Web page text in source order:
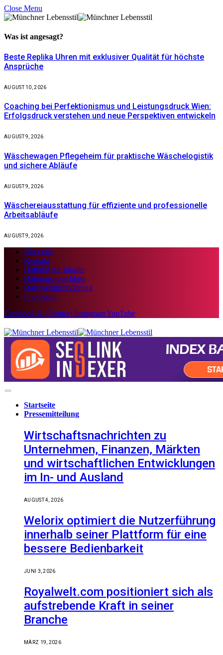
Close Menu
Was ist angesagt?
Beste Replika Uhren mit exklusiver Qualität für höchste
Ansprüche
AUGUST 10, 2026
Coaching bei Perfektionismus und Leistungsdruck Wien:
Erfolgsdruck verstehen und neue Perspektiven entwickeln
AUGUST 9, 2026
Wäschewagen Pflegeheim für praktische Wäschelogistik
und sichere Abläufe
AUGUST 9, 2026
Wäschereiausstattung für effiziente und professionelle
Arbeitsabläufe
AUGUST 9, 2026
Über uns
Kontakt
Haftung für Inhalte
Haftungsausschluss
Datenschutzerklärung
Impressum
Facebook X (Twitter) InstagramYouTube
Startseite
Pressemitteilung
Wirtschaftsnachrichten zu
Unternehmen, Finanzen, Märkten
und wirtschaftlichen Entwicklungen
im In- und Ausland
AUGUST 4, 2026
Welorix optimiert die Nutzerführung
innerhalb seiner Plattform für eine
bessere Bedienbarkeit
JUNI 3, 2026
Royalwelt.com positioniert sich als
aufstrebende Kraft in seiner
Branche
MÄRZ 19, 2026